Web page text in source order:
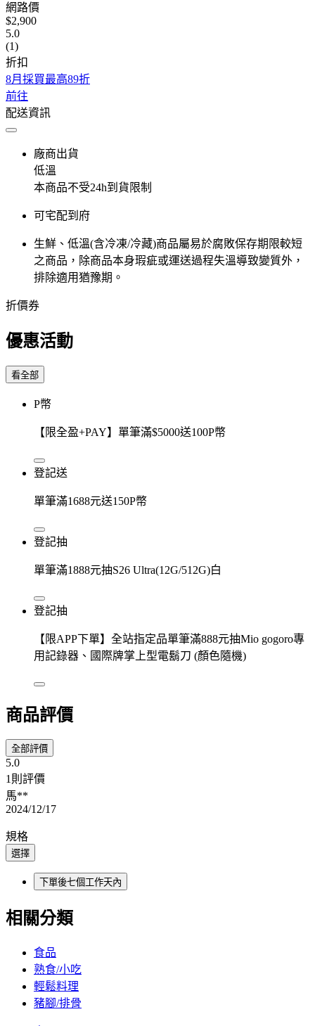
網路價
$2,900
5.0
(1)
折扣
8月採買最高89折
前往
配送資訊
廠商出貨
低溫
本商品不受24h到貨限制
可宅配到府
生鮮、低溫(含冷凍/冷藏)商品屬易於腐敗保存期限較短
之商品，除商品本身瑕疵或運送過程失溫導致變質外，
排除適用猶豫期。
折價券
優惠活動
看全部
P幣
【限全盈+PAY】單筆滿$5000送100P幣
登記送
單筆滿1688元送150P幣
登記抽
單筆滿1888元抽S26 Ultra(12G/512G)白
登記抽
【限APP下單】全站指定品單筆滿888元抽Mio gogoro專
用記錄器、國際牌掌上型電鬍刀 (顏色隨機)
商品評價
全部評價
5.0
1則評價
馬**
2024/12/17
規格
選擇
下單後七個工作天內
相關分類
食品
熟食/小吃
輕鬆料理
豬腳/排骨